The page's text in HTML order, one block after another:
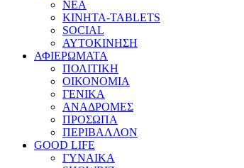
ΝΕΑ
ΚΙΝΗΤΑ-TABLETS
SOCIAL
ΑΥΤΟΚΙΝΗΣΗ
ΑΦΙΕΡΩΜΑΤΑ
ΠΟΛΙΤΙΚΗ
ΟΙΚΟΝΟΜΙΑ
ΓΕΝΙΚΑ
ΑΝΑΔΡΟΜΕΣ
ΠΡΟΣΩΠΑ
ΠΕΡΙΒΑΛΛΟΝ
GOOD LIFE
ΓΥΝΑΙΚΑ